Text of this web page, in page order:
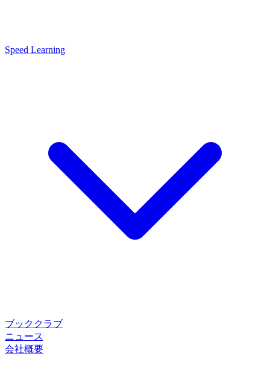
Speed Learning
ブッククラブ
ニュース
会社概要